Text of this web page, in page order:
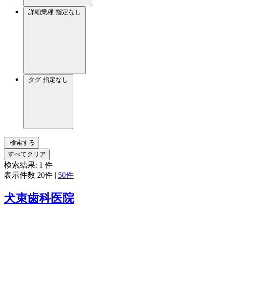
詳細業種 指定なし
タグ 指定なし
検索する
すべてクリア
検索結果: 1 件
表示件数 20件 | 50件
犬束歯科医院